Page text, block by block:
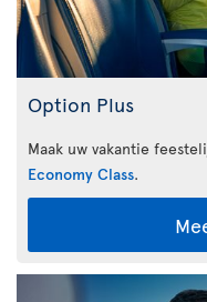
Option Plus
Maak uw vakantie
Economy Class.